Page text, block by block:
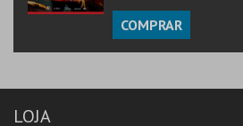
COMPRAR
LOJA